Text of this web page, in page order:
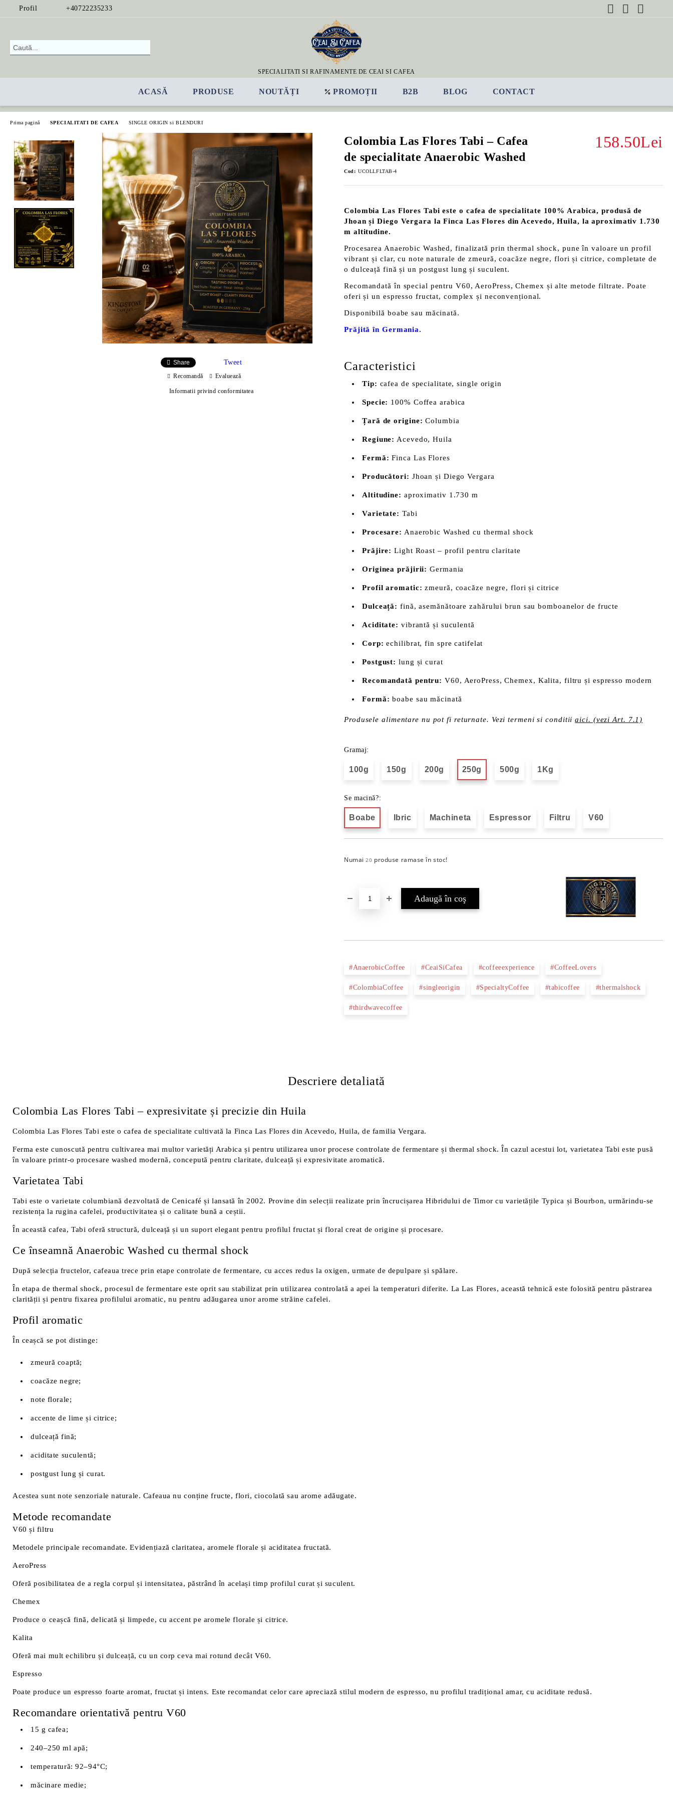
Profil +40722235233
SPECIALITATI SI RAFINAMENTE DE CEAI SI CAFEA
ACASĂ PRODUSE NOUTĂȚI PROMOȚII B2B BLOG CONTACT
Prima pagină SPECIALITATI DE CAFEA SINGLE ORIGIN si BLENDURI
Colombia Las Flores Tabi – Cafea
de specialitate Anaerobic Washed
158.50Lei
Cod: UCOLLFLTAB-4
Colombia Las Flores Tabi este o cafea de specialitate 100% Arabica, produsă de
Jhoan și Diego Vergara la Finca Las Flores din Acevedo, Huila, la aproximativ 1.730
m altitudine.
Procesarea Anaerobic Washed, finalizată prin thermal shock, pune în valoare un profil
vibrant și clar, cu note naturale de zmeură, coacăze negre, flori și citrice, completate de
o dulceață fină și un postgust lung și suculent.
Recomandată în special pentru V60, AeroPress, Chemex și alte metode filtrate. Poate
oferi și un espresso fructat, complex și neconvențional.
Disponibilă boabe sau măcinată.
Prăjită în Germania.
Caracteristici
Tip: cafea de specialitate, single origin
Specie: 100% Coffea arabica
Țară de origine: Columbia
Regiune: Acevedo, Huila
Fermă: Finca Las Flores
Producători: Jhoan și Diego Vergara
Altitudine: aproximativ 1.730 m
Varietate: Tabi
Procesare: Anaerobic Washed cu thermal shock
Prăjire: Light Roast – profil pentru claritate
Originea prăjirii: Germania
Profil aromatic: zmeură, coacăze negre, flori și citrice
Dulceață: fină, asemănătoare zahărului brun sau bomboanelor de fructe
Aciditate: vibrantă și suculentă
Corp: echilibrat, fin spre catifelat
Postgust: lung și curat
Recomandată pentru: V60, AeroPress, Chemex, Kalita, filtru și espresso modern
Formă: boabe sau măcinată
Produsele alimentare nu pot fi returnate. Vezi termeni si conditiiaici. (vezi Art. 7.1)
Gramaj:
100g 150g 200g 250g 500g 1Kg
Se macină?:
Boabe Ibric Machineta Espressor Filtru V60
Numai20 produse ramase în stoc!
#AnaerobicCoffee #CeaiSiCafea #coffeeexperience #CoffeeLovers
#ColombiaCoffee #singleorigin #SpecialtyCoffee #tabicoffee #thermalshock
#thirdwavecoffee
Share Tweet
Recomandă Evaluează
Informatii privind conformitatea
Descriere detaliată
Colombia Las Flores Tabi – expresivitate și precizie din Huila
Colombia Las Flores Tabi este o cafea de specialitate cultivată la Finca Las Flores din Acevedo, Huila, de familia Vergara.
Ferma este cunoscută pentru cultivarea mai multor varietăți Arabica și pentru utilizarea unor procese controlate de fermentare și thermal shock. În cazul acestui lot, varietatea Tabi este pusă
în valoare printr-o procesare washed modernă, concepută pentru claritate, dulceață și expresivitate aromatică.
Varietatea Tabi
Tabi este o varietate columbiană dezvoltată de Cenicafé și lansată în 2002. Provine din selecții realizate prin încrucișarea Hibridului de Timor cu varietățile Typica și Bourbon, urmărindu-se
rezistența la rugina cafelei, productivitatea și o calitate bună a ceștii.
În această cafea, Tabi oferă structură, dulceață și un suport elegant pentru profilul fructat și floral creat de origine și procesare.
Ce înseamnă Anaerobic Washed cu thermal shock
După selecția fructelor, cafeaua trece prin etape controlate de fermentare, cu acces redus la oxigen, urmate de depulpare și spălare.
În etapa de thermal shock, procesul de fermentare este oprit sau stabilizat prin utilizarea controlată a apei la temperaturi diferite. La Las Flores, această tehnică este folosită pentru păstrarea
clarității și pentru fixarea profilului aromatic, nu pentru adăugarea unor arome străine cafelei.
Profil aromatic
În ceașcă se pot distinge:
zmeură coaptă;
coacăze negre;
note florale;
accente de lime și citrice;
dulceață fină;
aciditate suculentă;
postgust lung și curat.
Acestea sunt note senzoriale naturale. Cafeaua nu conține fructe, flori, ciocolată sau arome adăugate.
Metode recomandate
V60 și filtru
Metodele principale recomandate. Evidențiază claritatea, aromele florale și aciditatea fructată.
AeroPress
Oferă posibilitatea de a regla corpul și intensitatea, păstrând în același timp profilul curat și suculent.
Chemex
Produce o ceașcă fină, delicată și limpede, cu accent pe aromele florale și citrice.
Kalita
Oferă mai mult echilibru și dulceață, cu un corp ceva mai rotund decât V60.
Espresso
Poate produce un espresso foarte aromat, fructat și intens. Este recomandat celor care apreciază stilul modern de espresso, nu profilul tradițional amar, cu aciditate redusă.
Recomandare orientativă pentru V60
15 g cafea;
240–250 ml apă;
temperatură: 92–94°C;
măcinare medie;